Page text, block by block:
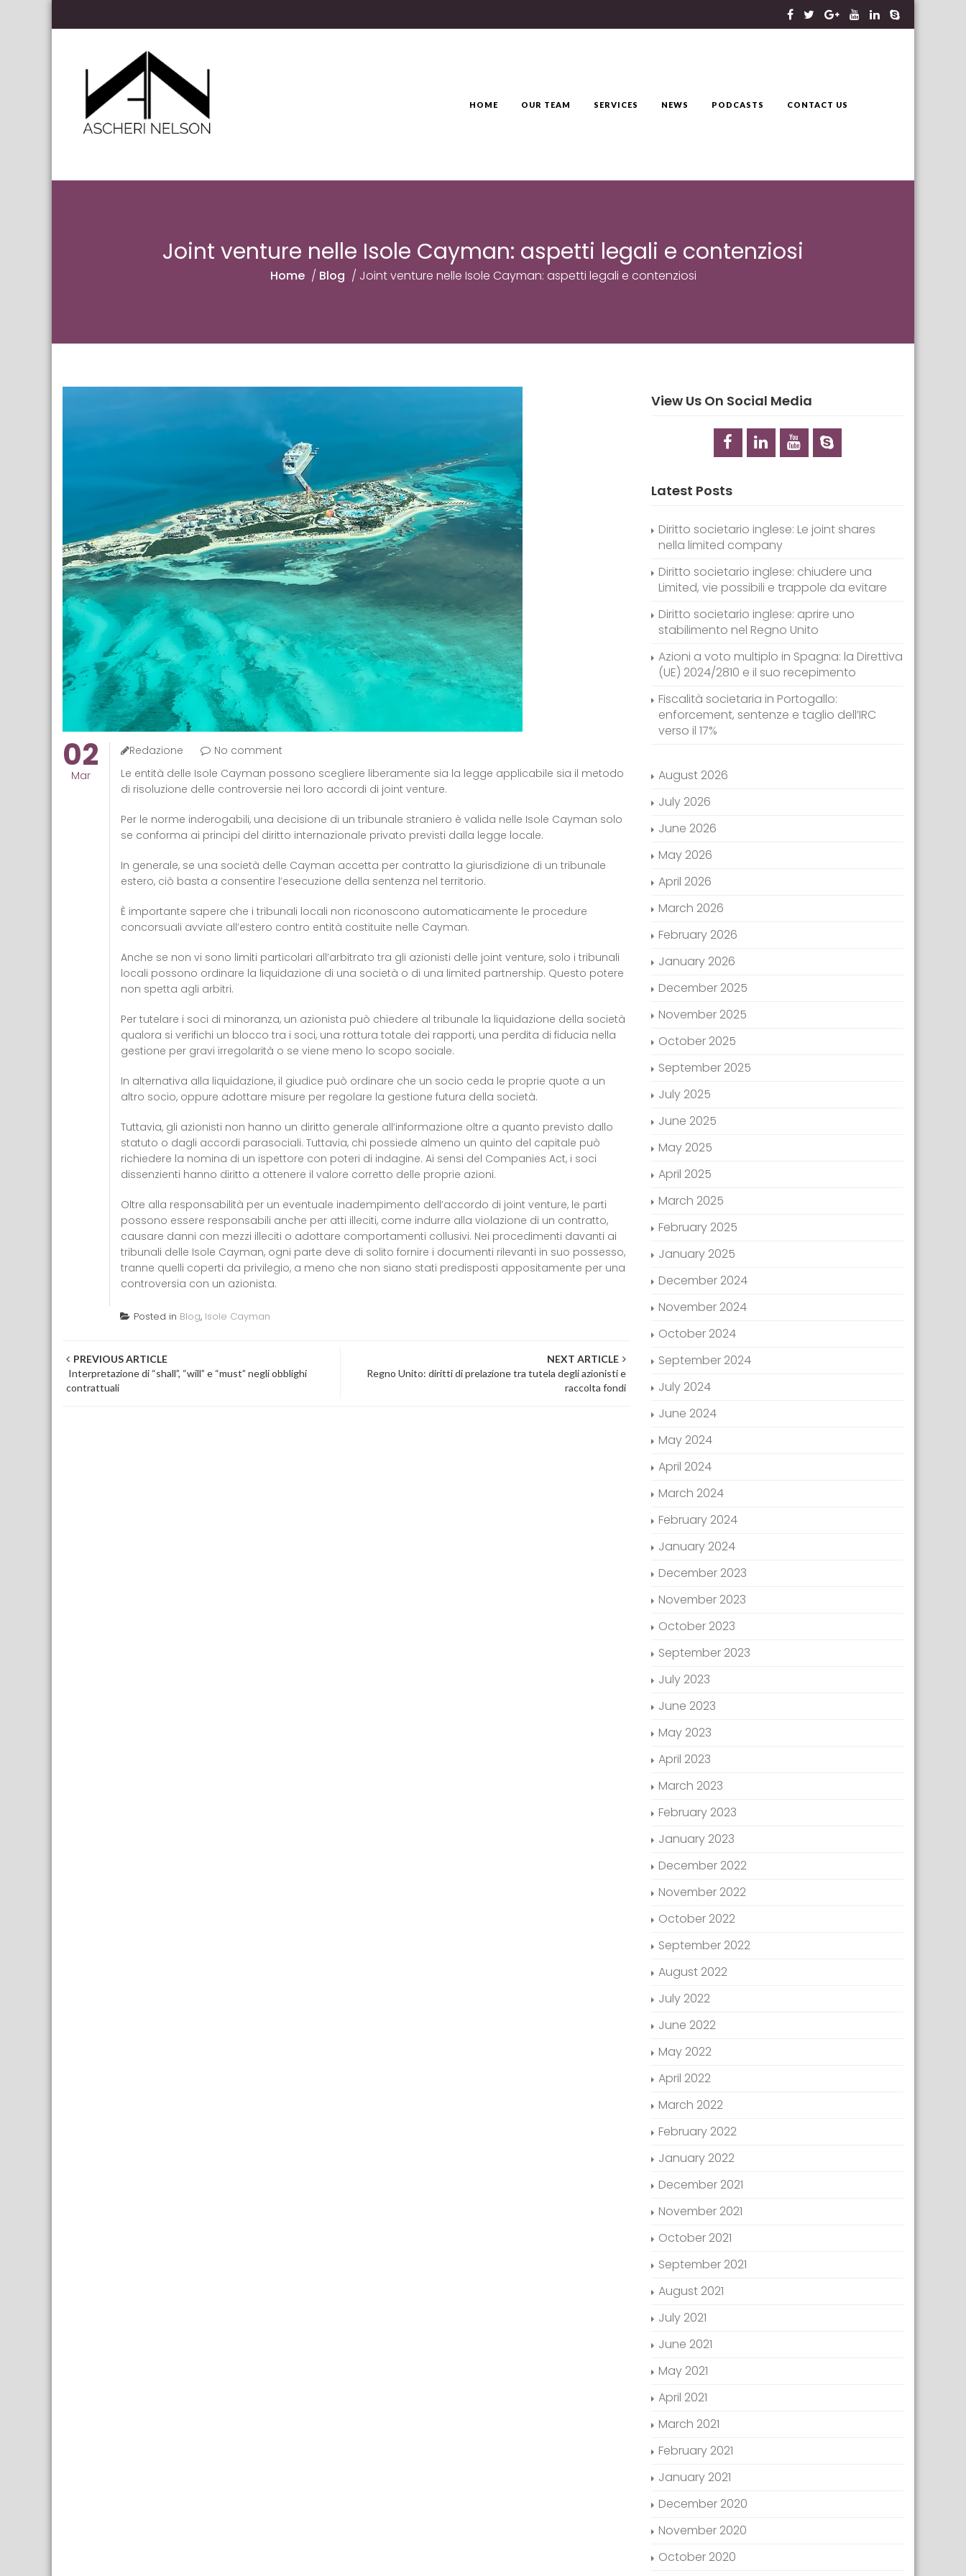
Ascheri Nelson LLP
HOME OUR TEAM SERVICES NEWS PODCASTS CONTACT US
Joint venture nelle Isole Cayman: aspetti legali e contenziosi
Home / Blog / Joint venture nelle Isole Cayman: aspetti legali e contenziosi
02
Mar
Redazione
No comment
Le entità delle Isole Cayman possono scegliere liberamente sia la legge applicabile sia il metodo
di risoluzione delle controversie nei loro accordi di joint venture.
Per le norme inderogabili, una decisione di un tribunale straniero è valida nelle Isole Cayman solo
se conforma ai principi del diritto internazionale privato previsti dalla legge locale.
In generale, se una società delle Cayman accetta per contratto la giurisdizione di un tribunale
estero, ciò basta a consentire l’esecuzione della sentenza nel territorio.
È importante sapere che i tribunali locali non riconoscono automaticamente le procedure
concorsuali avviate all’estero contro entità costituite nelle Cayman.
Anche se non vi sono limiti particolari all’arbitrato tra gli azionisti delle joint venture, solo i tribunali
locali possono ordinare la liquidazione di una società o di una limited partnership. Questo potere
non spetta agli arbitri.
Per tutelare i soci di minoranza, un azionista può chiedere al tribunale la liquidazione della società
qualora si verifichi un blocco tra i soci, una rottura totale dei rapporti, una perdita di fiducia nella
gestione per gravi irregolarità o se viene meno lo scopo sociale.
In alternativa alla liquidazione, il giudice può ordinare che un socio ceda le proprie quote a un
altro socio, oppure adottare misure per regolare la gestione futura della società.
Tuttavia, gli azionisti non hanno un diritto generale all’informazione oltre a quanto previsto dallo
statuto o dagli accordi parasociali. Tuttavia, chi possiede almeno un quinto del capitale può
richiedere la nomina di un ispettore con poteri di indagine. Ai sensi del Companies Act, i soci
dissenzienti hanno diritto a ottenere il valore corretto delle proprie azioni.
Oltre alla responsabilità per un eventuale inadempimento dell’accordo di joint venture, le parti
possono essere responsabili anche per atti illeciti, come indurre alla violazione di un contratto,
causare danni con mezzi illeciti o adottare comportamenti collusivi. Nei procedimenti davanti ai
tribunali delle Isole Cayman, ogni parte deve di solito fornire i documenti rilevanti in suo possesso,
tranne quelli coperti da privilegio, a meno che non siano stati predisposti appositamente per una
controversia con un azionista.
Posted in Blog, Isole Cayman
Post navigation
PREVIOUS ARTICLE
Interpretazione di “shall”, “will” e “must” negli obblighi
contrattuali
NEXT ARTICLE
Regno Unito: diritti di prelazione tra tutela degli azionisti e
raccolta fondi
View Us On Social Media
Latest Posts
Diritto societario inglese: Le joint shares
nella limited company
Diritto societario inglese: chiudere una
Limited, vie possibili e trappole da evitare
Diritto societario inglese: aprire uno
stabilimento nel Regno Unito
Azioni a voto multiplo in Spagna: la Direttiva
(UE) 2024/2810 e il suo recepimento
Fiscalità societaria in Portogallo:
enforcement, sentenze e taglio dell’IRC
verso il 17%
August 2026
July 2026
June 2026
May 2026
April 2026
March 2026
February 2026
January 2026
December 2025
November 2025
October 2025
September 2025
July 2025
June 2025
May 2025
April 2025
March 2025
February 2025
January 2025
December 2024
November 2024
October 2024
September 2024
July 2024
June 2024
May 2024
April 2024
March 2024
February 2024
January 2024
December 2023
November 2023
October 2023
September 2023
July 2023
June 2023
May 2023
April 2023
March 2023
February 2023
January 2023
December 2022
November 2022
October 2022
September 2022
August 2022
July 2022
June 2022
May 2022
April 2022
March 2022
February 2022
January 2022
December 2021
November 2021
October 2021
September 2021
August 2021
July 2021
June 2021
May 2021
April 2021
March 2021
February 2021
January 2021
December 2020
November 2020
October 2020